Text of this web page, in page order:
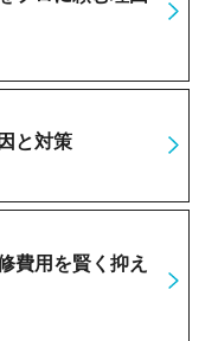
と対策
費用を賢く抑え